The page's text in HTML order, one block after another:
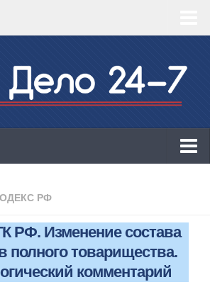
54-ФЗ!
РФ
РФ. Изменение состава
полного товарищества.
комментарий